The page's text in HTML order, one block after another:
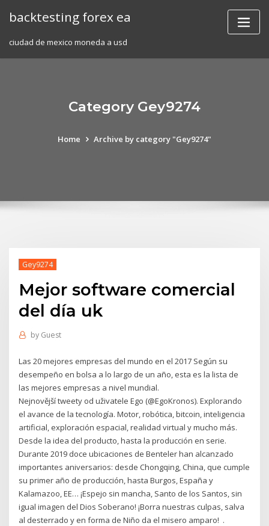
backtesting forex ea
ciudad de mexico moneda a usd
Category Gey9274
Home Archive by category "Gey9274"
Gey9274
Mejor software comercial
del día uk
by Guest
Las 20 mejores empresas del mundo en el 2017 Según su
desempeño en bolsa a lo largo de un año, esta es la lista de
las mejores empresas a nivel mundial.
Nejnovější tweety od uživatele Ego (@EgoKronos). Explorando
el avance de la tecnología. Motor, robótica, bitcoin, inteligencia
artificial, exploración espacial, realidad virtual y mucho más.
Desde la idea del producto, hasta la producción en serie.
Durante 2019 doce ubicaciones de Benteler han alcanzado
importantes aniversarios: desde Chongqing, China, que cumple
su primer año de producción, hasta Burgos, España y
Kalamazoo, EE… ¡Espejo sin mancha, Santo de los Santos, sin
igual imagen del Dios Soberano! ¡Borra nuestras culpas, salva
al desterrado y en forma de Niño da el misero amparo! ️ .